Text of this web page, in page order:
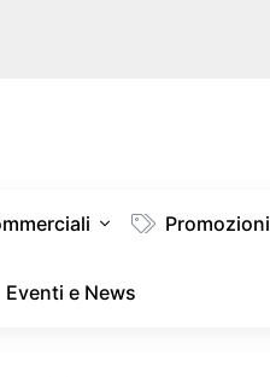
Promozioni
Eventi e News